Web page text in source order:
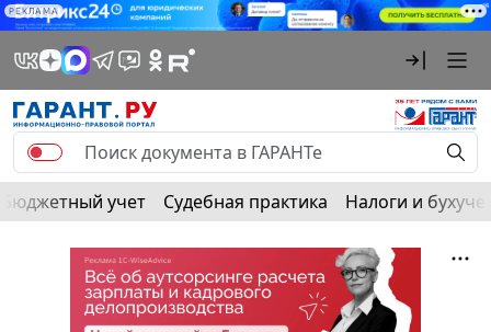
РЕКЛАМА
Бюджетный учет Судебная практика Налоги и